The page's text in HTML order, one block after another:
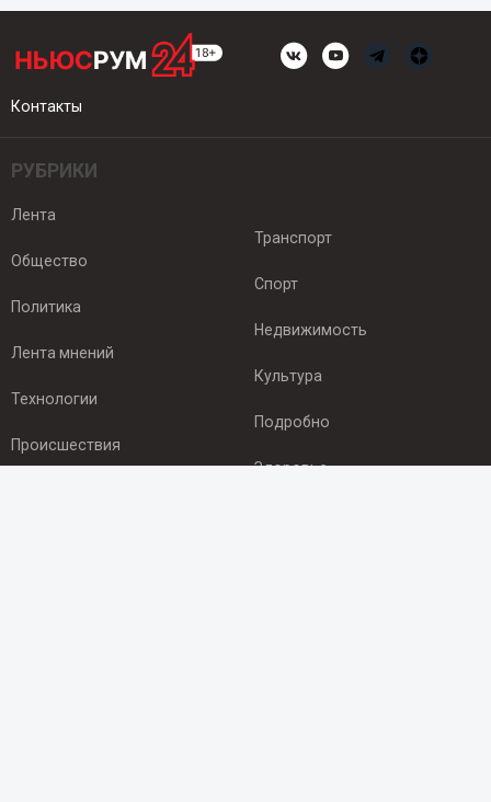
Контакты
РУБРИКИ
Лента
Общество
Политика
Лента мнений
Технологии
Происшествия
Транспорт
Спорт
Недвижимость
Культура
Подробно
Здоровье